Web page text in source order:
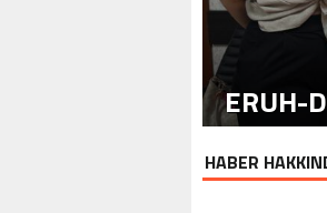
ERUH-
HABER